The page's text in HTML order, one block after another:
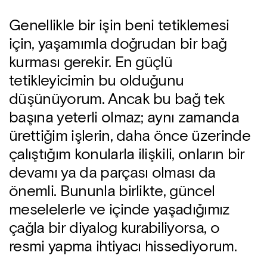
Genellikle bir işin beni tetiklemesi
için, yaşamımla doğrudan bir bağ
kurması gerekir. En güçlü
tetikleyicimin bu olduğunu
düşünüyorum. Ancak bu bağ tek
başına yeterli olmaz; aynı zamanda
ürettiğim işlerin, daha önce üzerinde
çalıştığım konularla ilişkili, onların bir
devamı ya da parçası olması da
önemli. Bununla birlikte, güncel
meselelerle ve içinde yaşadığımız
çağla bir diyalog kurabiliyorsa, o
resmi yapma ihtiyacı hissediyorum.